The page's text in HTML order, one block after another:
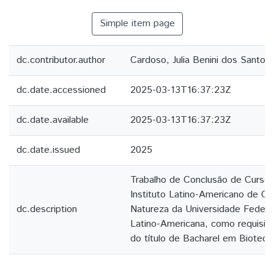
Simple item page
dc.contributor.author Cardoso, Julia Benini dos Santos
dc.date.accessioned 2025-03-13T16:37:23Z
dc.date.available 2025-03-13T16:37:23Z
dc.date.issued 2025
dc.description
Trabalho de Conclusão de
Instituto Latino-Americano de
Natureza da Universidade
Latino-Americana, como
do título de Bacharel em